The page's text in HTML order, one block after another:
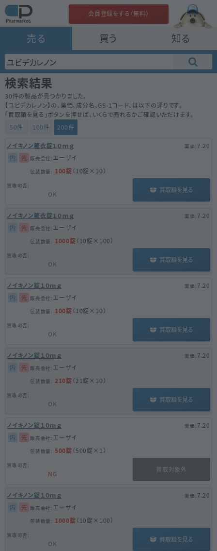
売る 買う 知る
会員登録をする（無料）
検索結果
30件の製品が見つかりました。
【ユビデカレノン】の、薬価、成分名、GS-1コード、は以下の通りです。
「買取額を見る」ボタンを押せば、いくらで売れるかご確認いただけます。
50件
100件 200件
内 先
ノイキノン糖衣錠１０ｍｇ 7.20
100錠（10錠×10）
エーザイ
OK
買取額を見る
内 先
ノイキノン糖衣錠１０ｍｇ 7.20
1000錠（10錠×100）
エーザイ
OK
買取額を見る
内 先
ノイキノン錠１０ｍｇ 7.20
100錠（10錠×10）
エーザイ
OK
買取額を見る
内 先
ノイキノン錠１０ｍｇ 7.20
210錠（21錠×10）
エーザイ
OK
買取額を見る
内 先
ノイキノン錠１０ｍｇ 7.20
500錠（500錠×1）
エーザイ
NG
買取対象外
内 先
ノイキノン錠１０ｍｇ 7.20
1000錠（10錠×100）
エーザイ
OK
買取額を見る